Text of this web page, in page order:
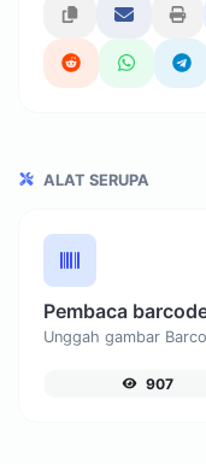
ALAT SERUPA
Pembaca
Unggah gambar
907